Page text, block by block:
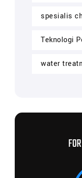
spesialis
Teknologi
water